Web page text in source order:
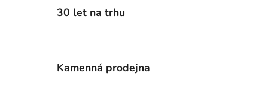
30 let na trhu
Kamenná prodejna